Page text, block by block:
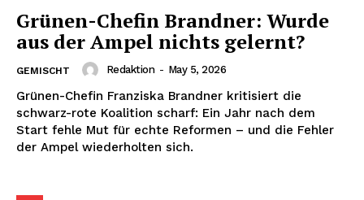
Grünen-Chefin Brandner: Wurde
aus der Ampel nichts gelernt?
GEMISCHT Redaktion - May 5, 2026
Grünen-Chefin Franziska Brandner kritisiert die
schwarz-rote Koalition scharf: Ein Jahr nach dem
Start fehle Mut für echte Reformen – und die Fehler
der Ampel wiederholten sich.